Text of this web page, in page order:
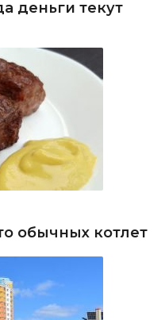
деньги текут
обычных котлет